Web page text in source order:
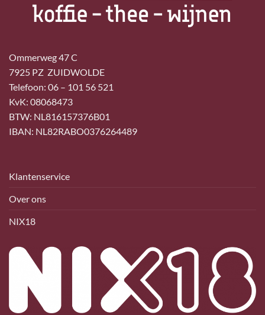
Ommerweg 47 C
7925 PZ ZUIDWOLDE
Telefoon: 06 – 101 56 521
KvK: 08068473
BTW: NL816157376B01
IBAN: NL82RABO0376264489
Klantenservice
Over ons
NIX18